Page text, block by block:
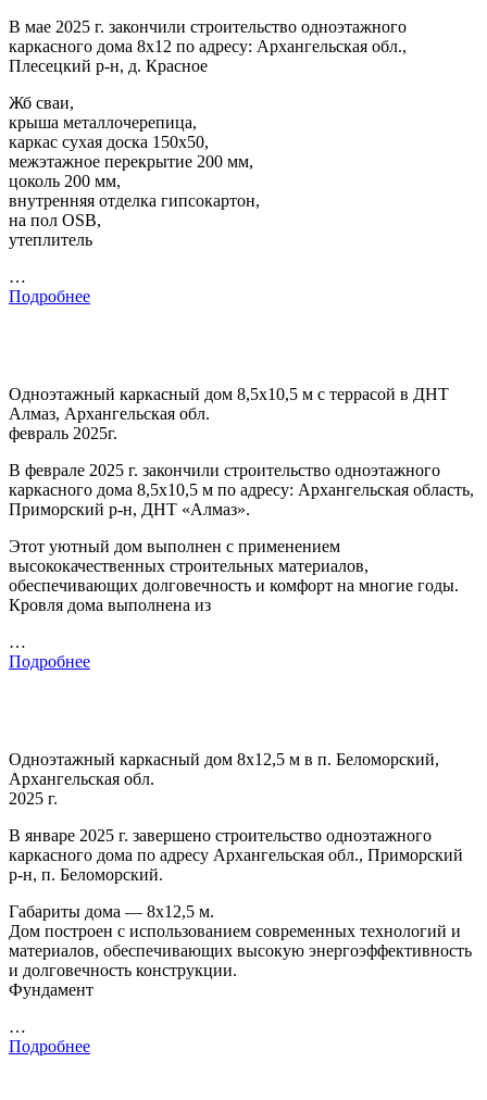
В мае 2025 г. закончили строительство одноэтажного
каркасного дома 8х12 по адресу: Архангельская обл.,
Плесецкий р-н, д. Красное
Жб сваи,
крыша металлочерепица,
каркас сухая доска 150х50,
межэтажное перекрытие 200 мм,
цоколь 200 мм,
внутренняя отделка гипсокартон,
на пол OSB,
утеплитель
…
Подробнее
Одноэтажный каркасный дом 8,5х10,5 м с террасой в ДНТ
Алмаз, Архангельская обл.
февраль 2025г.
В феврале 2025 г. закончили строительство одноэтажного
каркасного дома 8,5х10,5 м по адресу: Архангельская область,
Приморский р-н, ДНТ «Алмаз».
Этот уютный дом выполнен с применением
высококачественных строительных материалов,
обеспечивающих долговечность и комфорт на многие годы.
Кровля дома выполнена из
…
Подробнее
Одноэтажный каркасный дом 8х12,5 м в п. Беломорский,
Архангельская обл.
2025 г.
В январе 2025 г. завершено строительство одноэтажного
каркасного дома по адресу Архангельская обл., Приморский
р-н, п. Беломорский.
Габариты дома — 8х12,5 м.
Дом построен с использованием современных технологий и
материалов, обеспечивающих высокую энергоэффективность
и долговечность конструкции.
Фундамент
…
Подробнее